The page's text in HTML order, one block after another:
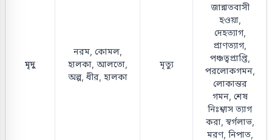
মৃদু
নরম, কোমল,
হালকা, আলতো,
অল্প, ধীর, হালকা
মৃত্যু
জান্নাতবাসী
হওয়া,
দেহত্যাগ,
প্রাণত্যাগ,
পঞ্চত্বপ্রাপ্তি,
পরলোকগমন,
লোকান্তর
গমন, শেষ
নিঃশ্বাস ত্যাগ
করা, স্বর্গলাভ,
মরণ, নিপাত,